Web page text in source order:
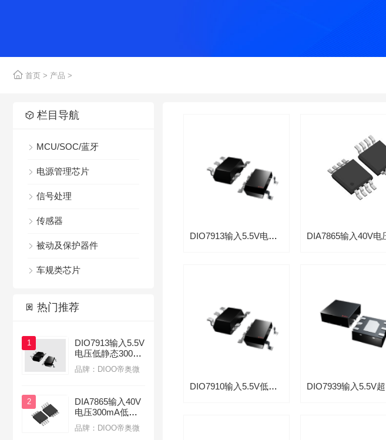
 首页 > 产品 >
 栏目导航
 MCU/SOC/蓝牙
 电源管理芯片
 信号处理
 传感器
 被动及保护器件
 车规类芯片
 热门推荐
1
DIO7913输入5.5V
电压低静态300m
A电流LDO线性稳
压器应用于蓝牙无
品牌：DIOO帝奥微
2
DIA7865输入40V
电压300mA低功
耗应用汽车前大灯
线性LDO稳压器
品牌：DIOO帝奥微
DIO7913输入5.5V电压低静态300mA电流LDO线性稳压器应用于蓝牙无线耳机
DIO7910输入5.5V低功耗300mA线性LDO稳压器带热过载保护功能